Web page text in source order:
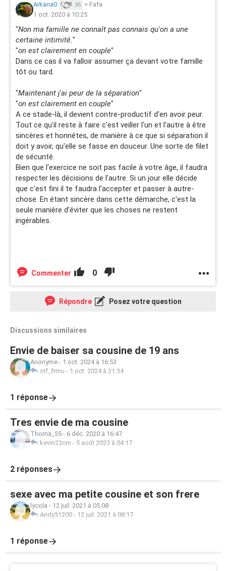
Arkana0 35 > Fafa
1 oct. 2020 à 10:25
"Non ma famille ne connaît pas connais qu'on a une
certaine intimité."
"on est clairement en couple"
Dans ce cas il va falloir assumer ça devant votre famille
tôt ou tard.
"Maintenant j'ai peur de la séparation"
"on est clairement en couple"
A ce stade-là, il devient contre-productif d'en avoir peur.
Tout ce qu'il reste à faire c'est veiller l'un et l'autre à être
sincères et honnêtes, de manière à ce que si séparation il
doit y avoir, qu'elle se fasse en douceur. Une sorte de filet
de sécurité.
Bien que l'exercice ne soit pas facile à votre âge, il faudra
respecter les décisions de l'autre. Si un jour elle décide
que c'est fini il te faudra l'accepter et passer à autre-
chose. En étant sincère dans cette démarche, c'est la
seule manière d'éviter que les choses ne restent
ingérables.
Commenter 0
Répondre Posez votre question
Discussions similaires
Envie de baiser sa cousine de 19 ans
Anonyme - 1 oct. 2024 à 16:53
stf_frmu - 1 oct. 2024 à 21:34
1 réponse
Tres envie de ma cousine
Thoma_55 - 6 déc. 2020 à 16:47
kevin23cm - 5 août 2023 à 04:17
2 réponses
sexe avec ma petite cousine et son frere
lycola - 12 juil. 2021 à 05:08
Andy31200 - 12 juil. 2021 à 08:17
1 réponse